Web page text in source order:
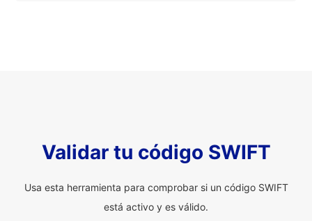
Validar tu código SWIFT
Usa esta herramienta para comprobar si un código SWIFT
está activo y es válido.